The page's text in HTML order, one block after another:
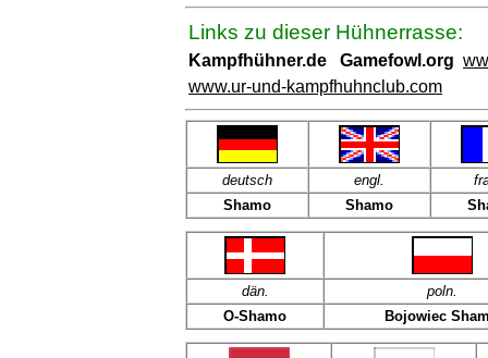
Links zu dieser Hühnerrasse:
Kampfhühner.de Gamefowl.org
www.ur-und-kampfhuhnclub.com
deutsch engl.
Shamo
Shamo
dän. poln.
O-Shamo
Bojowiec